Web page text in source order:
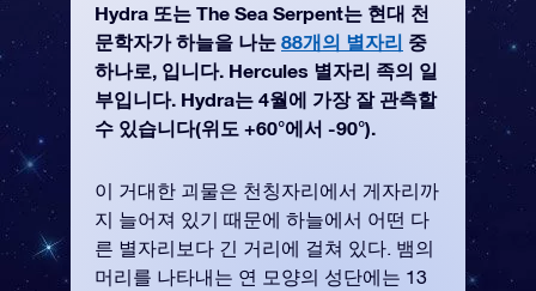
Hydra 또는 The Sea Serpent는 현대 천
문학자가 하늘을 나눈 88개의 별자리 중
하나로, 입니다. Hercules 별자리 족의 일
부입니다. Hydra는 4월에 가장 잘 관측할
수 있습니다(위도 +60°에서 -90°).
이 거대한 괴물은 천칭자리에서 게자리까
지 늘어져 있기 때문에 하늘에서 어떤 다
른 별자리보다 긴 거리에 걸쳐 있다. 뱀의
머리를 나타내는 연 모양의 성단에는 13